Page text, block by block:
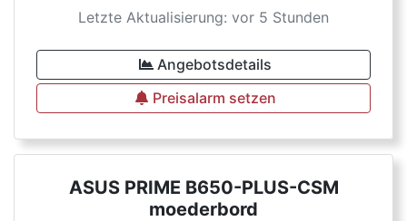
Letzte Aktualisierung: vor 5 Stunden
Angebotsdetails
Preisalarm setzen
ASUS PRIME B650-PLUS-CSM
moederbord